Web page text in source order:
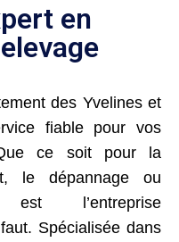
en
des Yvelines et
fiable pour vos
ce soit pour la
le dépannage ou
est l’entreprise
Spécialisée dans